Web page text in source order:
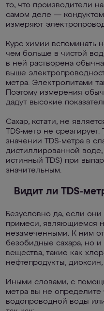
то, что производители
самом деле —
измеряют
Курс химии вспоминать
чем больше в чистой
в ней растворена
выше
метра. Электролитами
Поэтому измерения
дадут высокие
Сахар, кстати, не
TDS-метр не
значении TDS-метра в
дистиллированной воде,
истинный TDS) при
значительным.
Видит ли TDS-
Безусловно да, если
примеси, являющиемся
незамеченными. К ним
безобидные сахара, но
вещества, такие как
нефтепродукты,
Иными словами, с
метра вы не определите
водопроводной воды